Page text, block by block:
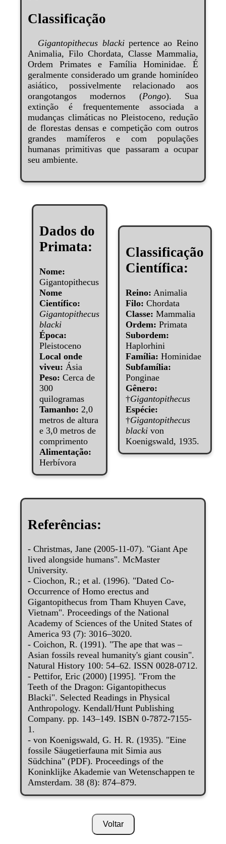
Classificação
Gigantopithecus blackipertence ao Reino
Animalia, Filo Chordata, Classe Mammalia,
Ordem Primates e Família Hominidae. É
geralmente considerado um grande hominídeo
asiático, possivelmente relacionado aos
orangotangos modernos (Pongo). Sua
extinção é frequentemente associada a
mudanças climáticas no Pleistoceno, redução
de florestas densas e competição com outros
grandes mamíferos e com populações
humanas primitivas que passaram a ocupar
seu ambiente.
Dados do
Primata:
Nome:
Gigantopithecus
Nome
Científico:
Gigantopithecus
blacki
Época:
Pleistoceno
Local onde
viveu: Ásia
Peso: Cerca de
300
quilogramas
Tamanho: 2,0
metros de altura
e 3,0 metros de
comprimento
Alimentação:
Herbívora
Classificação
Científica:
Reino: Animalia
Filo: Chordata
Classe: Mammalia
Ordem: Primata
Subordem:
Haplorhini
Família: Hominidae
Subfamília:
Ponginae
Gênero:
†Gigantopithecus
Espécie:
†Gigantopithecus
blacki von
Koenigswald, 1935.
Referências:
- Christmas, Jane (2005-11-07). "Giant Ape
lived alongside humans". McMaster
University.
- Ciochon, R.; et al. (1996). "Dated Co-
Occurrence of Homo erectus and
Gigantopithecus from Tham Khuyen Cave,
Vietnam". Proceedings of the National
Academy of Sciences of the United States of
America 93 (7): 3016–3020.
- Coichon, R. (1991). "The ape that was –
Asian fossils reveal humanity's giant cousin".
Natural History 100: 54–62. ISSN 0028-0712.
- Pettifor, Eric (2000) [1995]. "From the
Teeth of the Dragon: Gigantopithecus
Blacki". Selected Readings in Physical
Anthropology. Kendall/Hunt Publishing
Company. pp. 143–149. ISBN 0-7872-7155-
1.
- von Koenigswald, G. H. R. (1935). "Eine
fossile Säugetierfauna mit Simia aus
Südchina" (PDF). Proceedings of the
Koninklijke Akademie van Wetenschappen te
Amsterdam. 38 (8): 874–879.
Voltar